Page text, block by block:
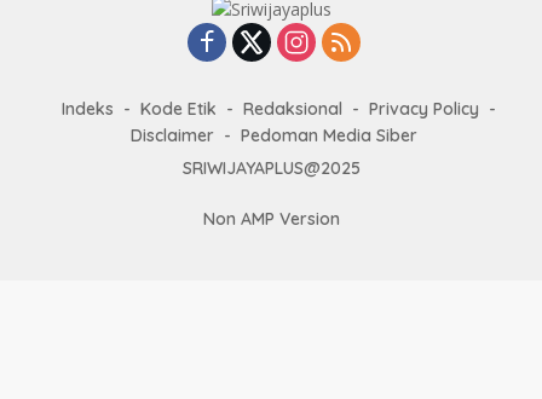
Indeks Kode Etik Redaksional
Privacy Policy
Disclaimer
Pedoman Media Siber
SRIWIJAYAPLUS@2025
Non AMP Version